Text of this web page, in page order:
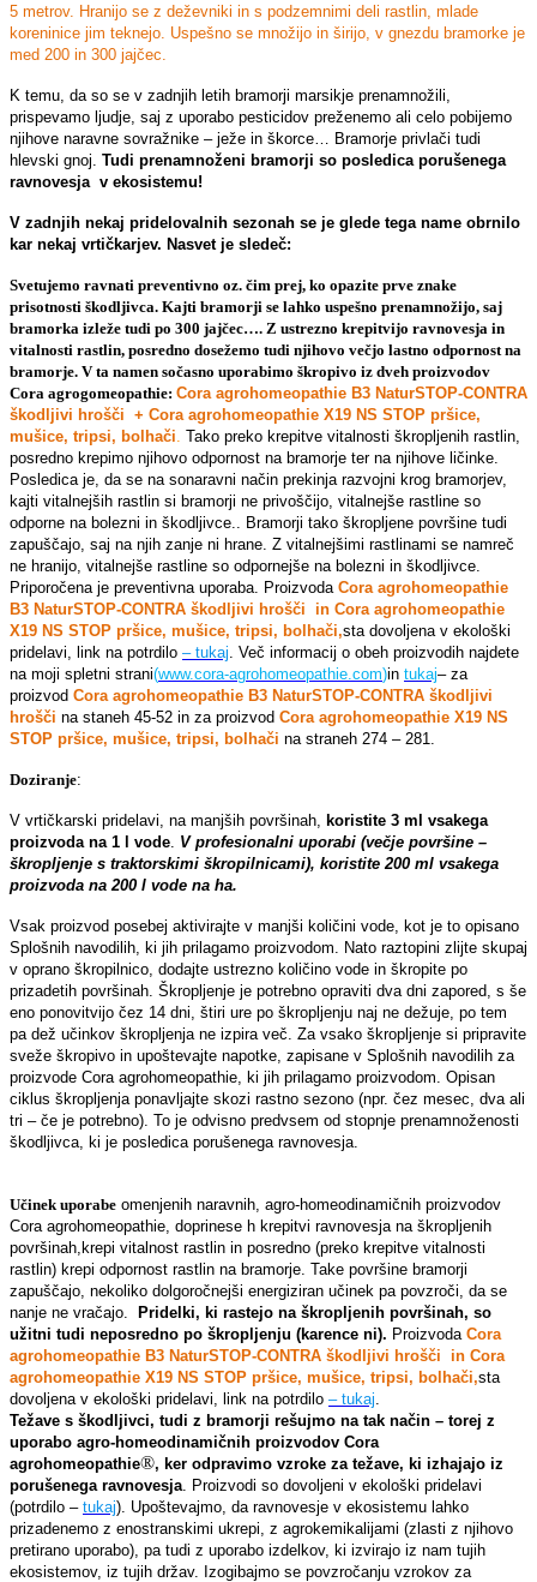
5 metrov. Hranijo se z deževniki in s podzemnimi deli rastlin, mlade
koreninice jim teknejo. Uspešno se množijo in širijo, v gnezdu bramorke je
med 200 in 300 jajčec.
K temu, da so se v zadnjih letih bramorji marsikje prenamnožili,
prispevamo ljudje, saj z uporabo pesticidov preženemo ali celo pobijemo
njihove naravne sovražnike – ježe in škorce… Bramorje privlači tudi
hlevski gnoj. Tudi prenamnoženi bramorji so posledica porušenega
ravnovesja v ekosistemu!
V zadnjih nekaj pridelovalnih sezonah se je glede tega name obrnilo
kar nekaj vrtičkarjev. Nasvet je sledeč:
Svetujemo ravnati preventivno oz. čim prej, ko opazite prve znake
prisotnosti škodljivca. Kajti bramorji se lahko uspešno prenamnožijo, saj
bramorka izleže tudi po 300 jajčec…. Z ustrezno krepitvijo ravnovesja in
vitalnosti rastlin, posredno dosežemo tudi njihovo večjo lastno odpornost na
bramorje. V ta namen sočasno uporabimo škropivo iz dveh proizvodov
Cora agrogomeopathie: Cora agrohomeopathie B3 NaturSTOP-CONTRA
škodljivi hrošči + Cora agrohomeopathie X19 NS STOP pršice,
mušice, tripsi, bolhači Tako preko krepitve vitalnosti škropljenih rastlin,
posredno krepimo njihovo odpornost na bramorje ter na njihove ličinke.
Posledica je, da se na sonaravni način prekinja razvojni krog bramorjev,
kajti vitalnejših rastlin si bramorji ne privoščijo, vitalnejše rastline so
odporne na bolezni in škodljivce.. Bramorji tako škropljene površine tudi
zapuščajo, saj na njih zanje ni hrane. Z vitalnejšimi rastlinami se namreč
ne hranijo, vitalnejše rastline so odpornejše na bolezni in škodljivce.
Priporočena je preventivna uporaba. Proizvoda Cora agrohomeopathie
B3 NaturSTOP-CONTRA škodljivi hrošči in Cora agrohomeopathie
X19 NS STOP pršice, mušice, tripsi, bolhači,sta dovoljena v ekološki
pridelavi, link na potrdilo – tukaj . Več informacij o obeh proizvodih najdete
na moji spletni strani(www.cora-agrohomeopathie.com)in tukaj– za
proizvod Cora agrohomeopathie B3 NaturSTOP-CONTRA škodljivi
hrošči na staneh 45-52 in za proizvod Cora agrohomeopathie X19 NS
STOP pršice, mušice, tripsi, bolhači na straneh 274 – 281.
Doziranje:
V vrtičkarski pridelavi, na manjših površinah,
koristite 3 ml vsakega
proizvoda na 1 l vode V profesionalni uporabi (večje površine –
škropljenje s traktorskimi škropilnicami), koristite 200 ml vsakega
proizvoda na 200 l vode na ha.
Vsak proizvod posebej aktivirajte v manjši količini vode, kot je to opisano
Splošnih navodilih, ki jih prilagamo proizvodom. Nato raztopini zlijte skupaj
v oprano škropilnico, dodajte ustrezno količino vode in škropite po
prizadetih površinah. Škropljenje je potrebno opraviti dva dni zapored, s še
eno ponovitvijo čez 14 dni, štiri ure po škropljenju naj ne dežuje, po tem
pa dež učinkov škropljenja ne izpira več. Za vsako škropljenje si pripravite
sveže škropivo in upoštevajte napotke, zapisane v Splošnih navodilih za
proizvode Cora agrohomeopathie, ki jih prilagamo proizvodom. Opisan
ciklus škropljenja ponavljajte skozi rastno sezono (npr. čez mesec, dva ali
tri – če je potrebno). To je odvisno predvsem od stopnje prenamnoženosti
škodljivca, ki je posledica porušenega ravnovesja.
Učinek uporabe omenjenih naravnih, agro-homeodinamičnih proizvodov
Cora agrohomeopathie, doprinese h krepitvi ravnovesja na škropljenih
površinah,krepi vitalnost rastlin in posredno (preko krepitve vitalnosti
rastlin) krepi odpornost rastlin na bramorje. Take površine bramorji
zapuščajo, nekoliko dolgoročnejši energiziran učinek pa povzroči, da se
nanje ne vračajo.
Pridelki, ki rastejo na škropljenih površinah, so
užitni tudi neposredno po škropljenju (karence ni). Proizvoda Cora
agrohomeopathie B3 NaturSTOP-CONTRA škodljivi hrošči in Cora
agrohomeopathie X19 NS STOP pršice, mušice, tripsi, bolhači,sta
dovoljena v ekološki pridelavi, link na potrdilo – tukaj
Težave s škodljivci, tudi z bramorji rešujmo na tak način – torej z
uporabo agro-homeodinamičnih proizvodov Cora
agrohomeopathie®, ker odpravimo vzroke za težave, ki izhajajo iz
porušenega ravnovesja . Proizvodi so dovoljeni v ekološki pridelavi
(potrdilo – tukaj). Upoštevajmo, da ravnovesje v ekosistemu lahko
prizadenemo z enostranskimi ukrepi, z agrokemikalijami (zlasti z njihovo
pretirano uporabo), pa tudi z uporabo izdelkov, ki izvirajo iz nam tujih
ekosistemov, iz tujih držav. Izogibajmo se povzročanju vzrokov za